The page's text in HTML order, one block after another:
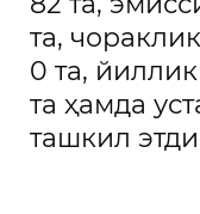
та,
0 та,
та ҳамда
ташкил